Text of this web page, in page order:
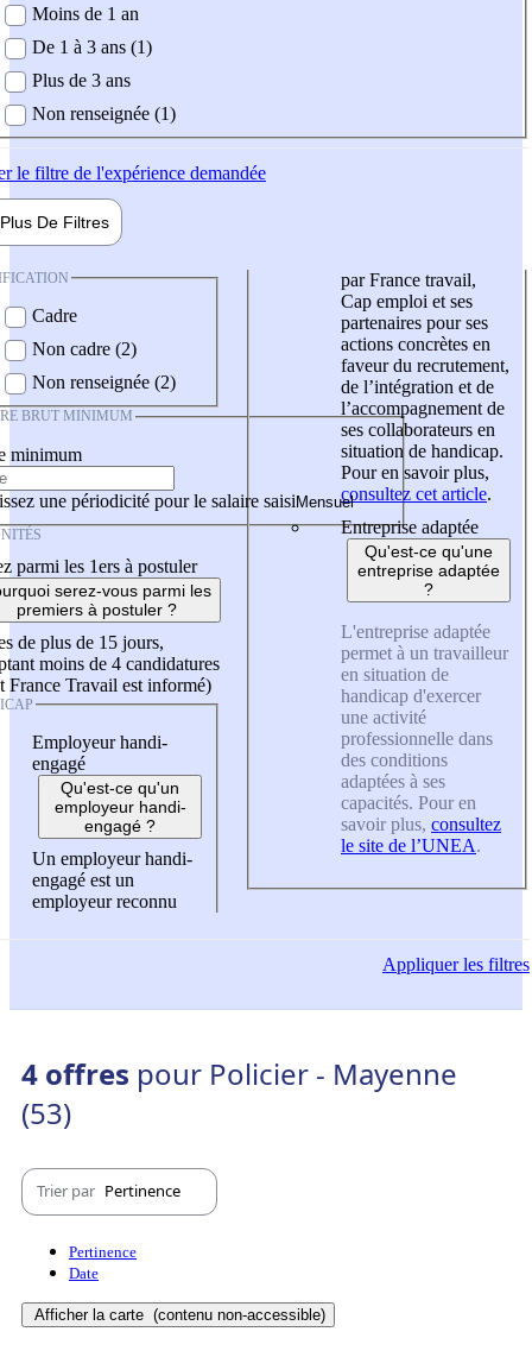
demandée
Moins de 1 an
De 1 à 3 ans (1)
Plus de 3 ans
Non renseignée (1)
le filtre de l'expérience demandée
Plus De Filtres
Cadre
Non cadre (2)
Non renseignée (2)
BRUT MINIMUM
minimum
une périodicité pour le salaire saisi
parmi les 1ers à postuler
serez-vous parmi les
premiers à postuler ?
de plus de 15 jours,
moins de 4 candidatures
France Travail est informé)
Employeur handi-
engagé
Qu'est-ce qu'un
employeur handi-
engagé ?
Un employeur handi-
engagé est un
employeur reconnu
par France travail,
Cap emploi et ses
partenaires pour ses
actions concrètes en
faveur du recrutement,
de l’intégration et de
l’accompagnement de
ses collaborateurs en
situation de handicap.
Pour en savoir plus,
consultez cet article.
Entreprise adaptée
Qu'est-ce qu'une
entreprise adaptée
?
L'entreprise adaptée
permet à un travailleur
en situation de
handicap d'exercer
une activité
professionnelle dans
des conditions
adaptées à ses
capacités. Pour en
savoir plus, consultez
le site de l’UNEA.
Appliquerles filtres
4 offres pour Policier - Mayenne
(53)
Trier par Pertinence
Pertinence
Date
Afficher la carte (contenu non-accessible)